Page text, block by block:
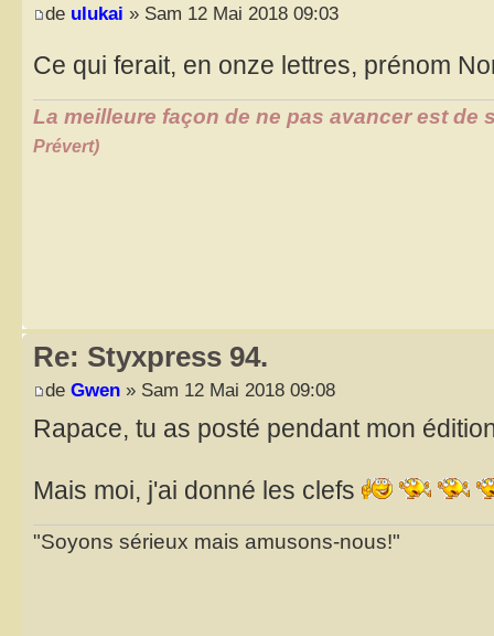
de ulukai » Sam 12 Mai 2018 09:03
Ce qui ferait, en onze lettres, prénom
La meilleure façon de ne pas avancer est de
Prévert)
Re: Styxpress 94.
de Gwen » Sam 12 Mai 2018 09:08
Rapace, tu as posté pendant mon
Mais moi, j'ai donné les clefs
"Soyons sérieux mais amusons-nous!"